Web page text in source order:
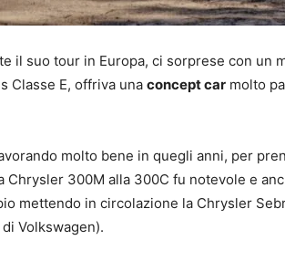
il suo tour in Europa, ci sorprese con un
Classe E, offriva una concept car molto
molto bene in quegli anni, per
Chrysler 300M alla 300C fu notevole e
mettendo in circolazione la Chrysler
Volkswagen).